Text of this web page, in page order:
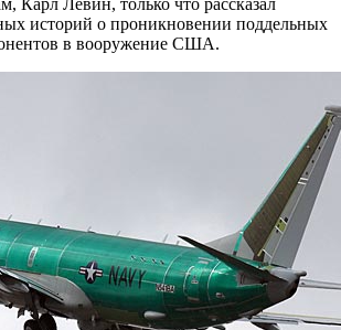
Карл Левин, только что рассказал
историй о проникновении поддельных
в вооружение США.